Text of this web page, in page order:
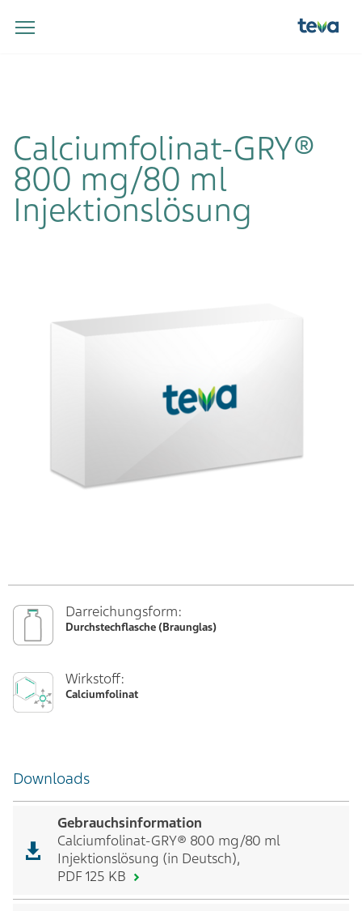
Calciumfolinat-GRY®
800 mg/80 ml
Injektionslösung
Darreichungsform:
Durchstechflasche (Braunglas)
Wirkstoff:
Calciumfolinat
Downloads
Gebrauchsinformation
Calciumfolinat-GRY® 800 mg/80 ml
Injektionslösung (in Deutsch),
PDF 125 KB